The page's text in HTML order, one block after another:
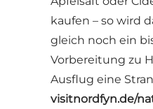
kaufen – so wird
gleich noch ein
Vorbereitung zu
Ausflug eine
visitnordfyn.de/